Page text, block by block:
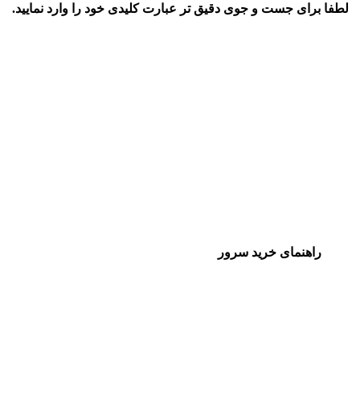
لطفا برای جست و جوی دقیق تر عبارت کلیدی خود را وارد نمایید.
راهنمای خرید سرور